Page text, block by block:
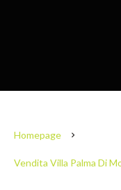
Homepage
Vendita Villa Palma Di